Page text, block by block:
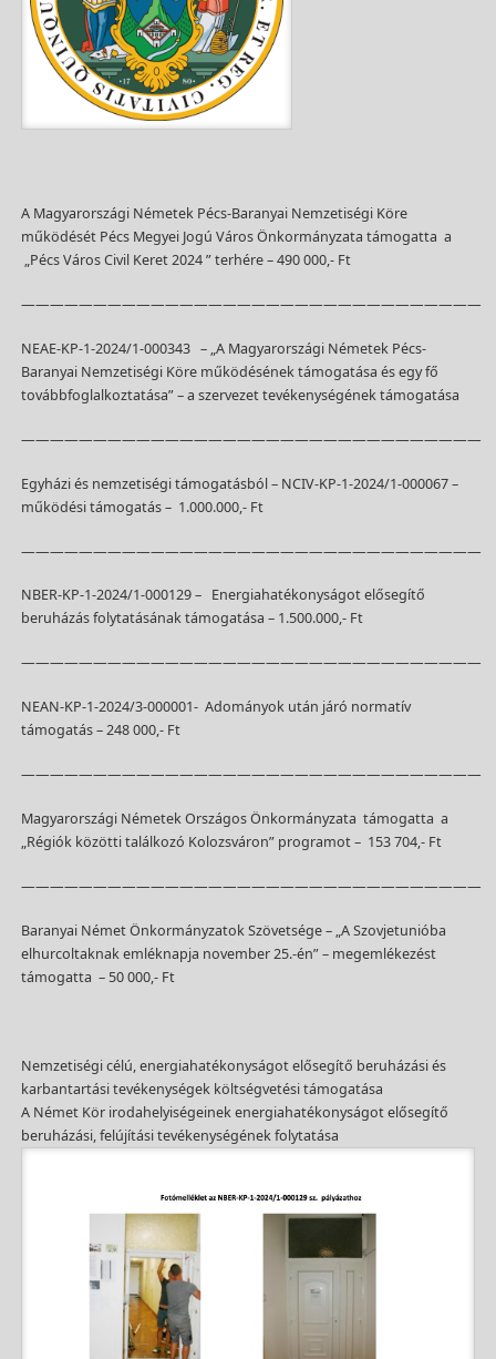
A Magyarországi Németek Pécs-Baranyai Nemzetiségi Köre
működését Pécs Megyei Jogú Város Önkormányzata támogatta a
„Pécs Város Civil Keret 2024 ” terhére – 490 000,- Ft
————————————————————————————————
NEAE-KP-1-2024/1-000343 – „A Magyarországi Németek Pécs-
Baranyai Nemzetiségi Köre működésének támogatása és egy fő
továbbfoglalkoztatása” – a szervezet tevékenységének támogatása
————————————————————————————————
Egyházi és nemzetiségi támogatásból – NCIV-KP-1-2024/1-000067 –
működési támogatás – 1.000.000,- Ft
————————————————————————————————
NBER-KP-1-2024/1-000129 – Energiahatékonyságot elősegítő
beruházás folytatásának támogatása – 1.500.000,- Ft
————————————————————————————————
NEAN-KP-1-2024/3-000001- Adományok után járó normatív
támogatás – 248 000,- Ft
————————————————————————————————
Magyarországi Németek Országos Önkormányzata támogatta a
„Régiók közötti találkozó Kolozsváron” programot – 153 704,- Ft
————————————————————————————————
Baranyai Német Önkormányzatok Szövetsége – „A Szovjetunióba
elhurcoltaknak emléknapja november 25.-én” – megemlékezést
támogatta – 50 000,- Ft
Nemzetiségi célú, energiahatékonyságot elősegítő beruházási és
karbantartási tevékenységek költségvetési támogatása
A Német Kör irodahelyiségeinek energiahatékonyságot elősegítő
beruházási, felújítási tevékenységének folytatása